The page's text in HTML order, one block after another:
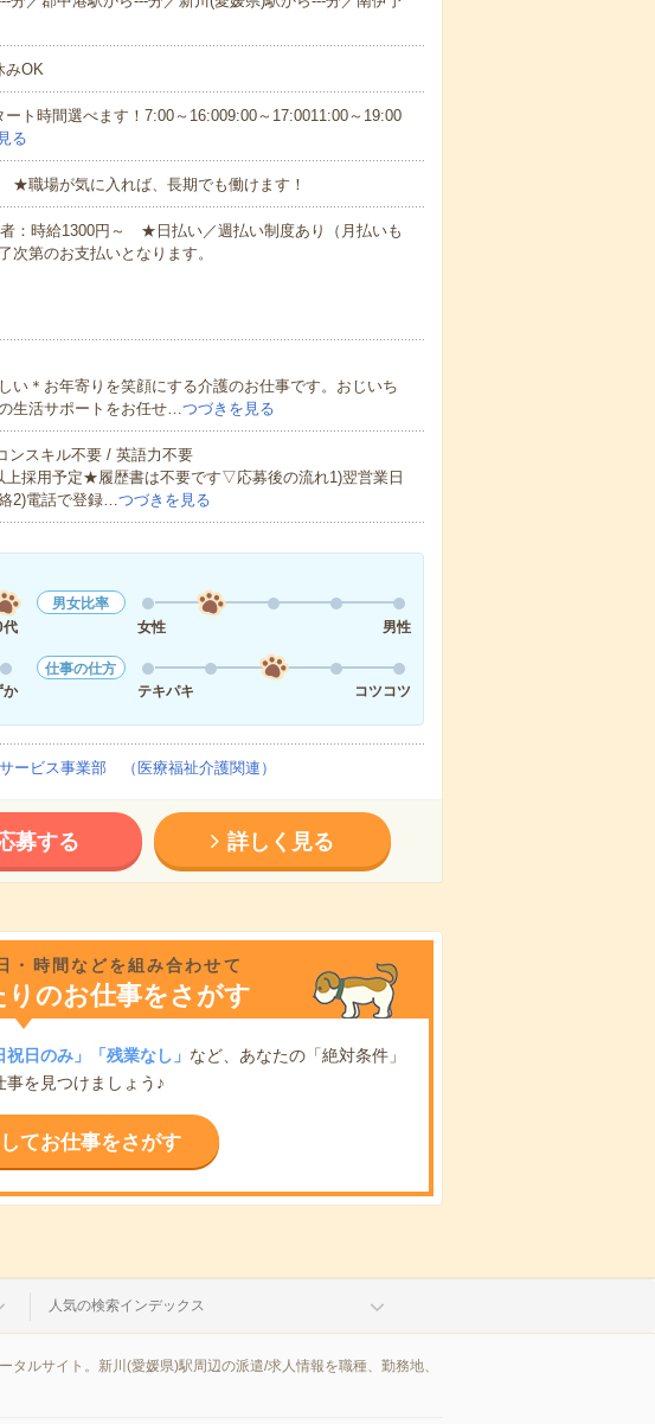
OK
ト時間選べます！7:00～16:009:00～17:0011:00～19:00
る
場が気に入れば、長期でも働けます！
：時給1300円～ ★日払い／週払い制度あり（月払いも
第のお支払いとなります。
い＊お年寄りを笑顔にする介護のお仕事です。おじいち
生活サポートをお任せ…つづきを見る
ンスキル不要 / 英語力不要
採用予定★履歴書は不要です▽応募後の流れ1)翌営業日
2)電話で登録…つづきを見る
代
男女比率
女性
男性
か
仕事の仕方
テキパキ
コツコツ
ービス事業部 （医療福祉介護関連）
募する 詳しく見る
・時間などを組み合わせて
のお仕事をさがす
祝日のみ」「残業なし」 など、あなたの「絶対条件」
を見つけましょう♪
てお仕事をさがす
人気の検索インデックス
ルサイト。新川(愛媛県)駅周辺の派遣/求人情報を職種、勤務地、